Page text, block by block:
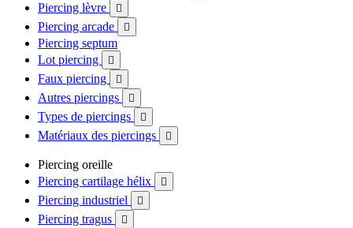
Piercing lèvre 
Piercing arcade 
Piercing septum
Lot piercing

Faux piercing 
Autres piercings 
Types de piercings 
Matériaux des piercings 
Piercing oreille
Piercing cartilage hélix

Piercing industriel 
Piercing tragus 